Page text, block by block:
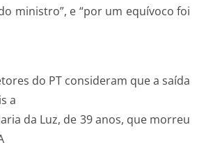
ministro”, e “por um equívoco foi
do PT consideram que a saída
a
da Luz, de 39 anos, que morreu